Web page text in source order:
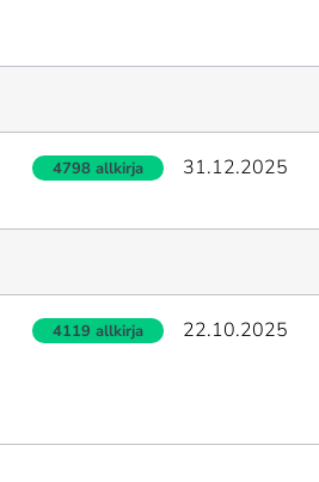
4798 allkirja 31.12.2025
4119 allkirja 22.10.2025